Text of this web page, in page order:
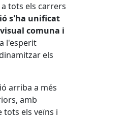
tots els carrers
s'ha unificat
comuna i
l'esperit
els
arriba a més
amb
els veïns i